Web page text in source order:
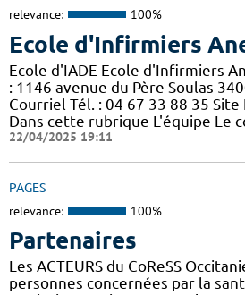
relevance: 100%
Ecole d'Infirmiers
Ecole d'IADE Ecole d'Infirmiers
: 1146 avenue du Père Soulas
Courriel Tél. : 04 67 33 88 35
Dans cette rubrique L'équipe Le
22/04/2025 19:11
PAGES
relevance: 100%
Partenaires
Les ACTEURS du CoReSS
personnes concernées par la